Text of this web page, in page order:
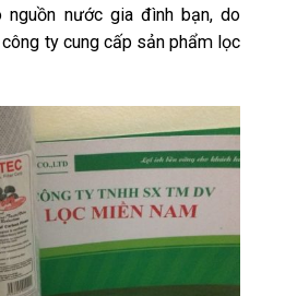
nguồn nước gia đình bạn, do
ty cung cấp sản phẩm lọc